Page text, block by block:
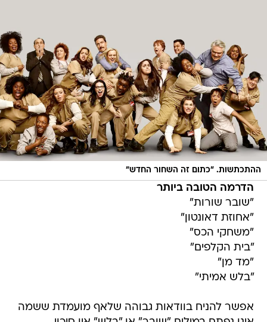
ההתכתשות. "כתום זה השחור החדש"
הדרמה הטובה ביותר
"שובר שורות"
"אחוזת דאונטון"
"משחקי הכס"
"בית הקלפים"
"מד מן"
"בלש אמיתי"
אפשר להניח בוודאות גבוהה שלאף מועמדת ששמה